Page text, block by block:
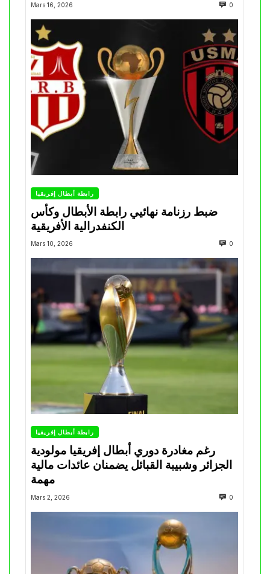
Mars 16, 2026 0
رابطة أبطال إفريقيا
ضبط رزنامة نهائيي رابطة الأبطال وكأس
الكنفدرالية الأفريقية
Mars 10, 2026 0
رابطة أبطال إفريقيا
رغم مغادرة دوري أبطال إفريقيا مولودية
الجزائر وشبيبة القبائل يضمنان عائدات مالية
مهمة
Mars 2, 2026 0